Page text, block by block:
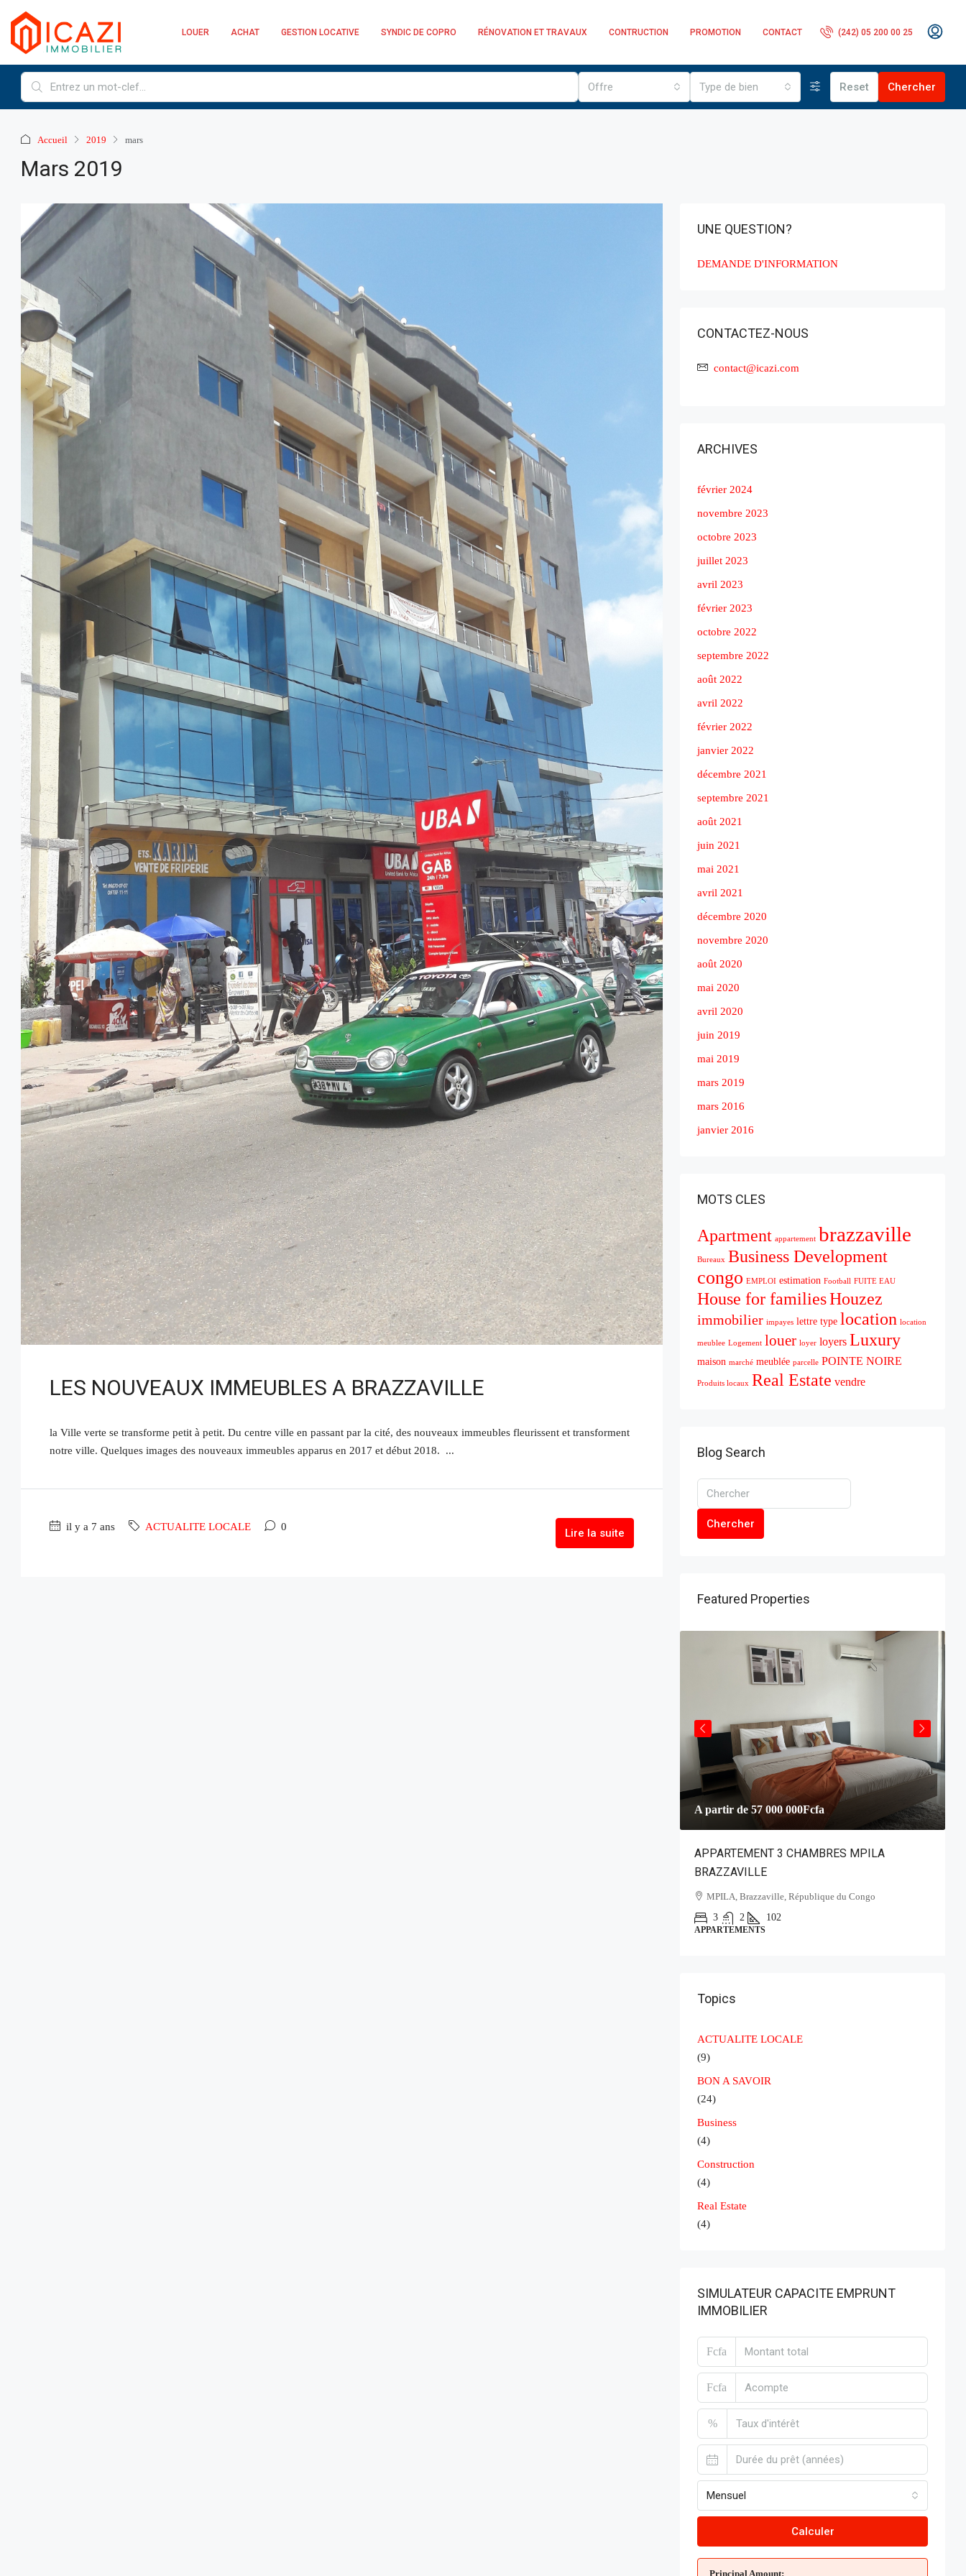
LOUER ACHAT GESTION LOCATIVE SYNDIC DE COPRO RÉNOVATION ET TRAVAUX CONTRUCTION PROMOTION CONTACT (242) 05 200 00 25
Offre Type de bien Reset Chercher
Accueil 2019 mars
Mars 2019
LES NOUVEAUX IMMEUBLES A BRAZZAVILLE
la Ville verte se transforme petit à petit. Du centre ville en passant par la cité, des nouveaux immeubles fleurissent et transforment
notre ville. Quelques images des nouveaux immeubles apparus en 2017 et début 2018. ...
il y a 7 ans ACTUALITE LOCALE 0 Lire la suite
UNE QUESTION?
DEMANDE D'INFORMATION
CONTACTEZ-NOUS
contact@icazi.com
ARCHIVES
février 2024
novembre 2023
octobre 2023
juillet 2023
avril 2023
février 2023
octobre 2022
septembre 2022
août 2022
avril 2022
février 2022
janvier 2022
décembre 2021
septembre 2021
août 2021
juin 2021
mai 2021
avril 2021
décembre 2020
novembre 2020
août 2020
mai 2020
avril 2020
juin 2019
mai 2019
mars 2019
mars 2016
janvier 2016
MOTS CLES
Apartment appartement brazzaville
Bureaux Business Development
congo EMPLOI estimation Football FUITE EAU
House for familiesHouzez
immobilier impayes lettre type location location
meublee Logement louer loyer loyers Luxury
maison marché meublée parcelle POINTE NOIRE
Produits locaux Real Estate vendre
Blog Search
Chercher
Featured Properties
A partir de 57 000 000Fcfa
APPARTEMENT 3 CHAMBRES MPILA
BRAZZAVILLE
MPILA, Brazzaville, République du Congo
3
2 102
APPARTEMENTS
Topics
ACTUALITE LOCALE
(9)
BON A SAVOIR
(24)
Business
(4)
Construction
(4)
Real Estate
(4)
SIMULATEUR CAPACITE EMPRUNT
IMMOBILIER
Fcfa
Fcfa
%
Mensuel
Calculer
Principal Amount: